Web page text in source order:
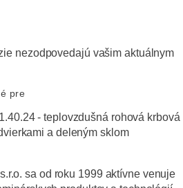
nezodpovedajú vašim aktuálnym
pre
- teplovzdušná rohová krbová
a deleným sklom
sa od roku 1999 aktívne venuje